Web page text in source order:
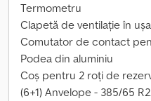
Termometru
Clapetă de ventilație în
Comutator de contact
Podea din aluminiu
Coș pentru 2 roți de
(6+1) Anvelope - 385/65